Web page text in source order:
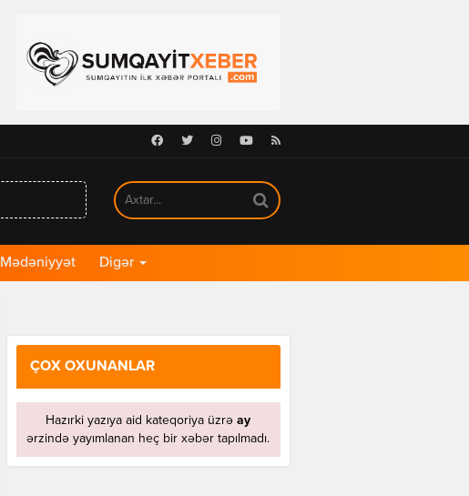
Facebook
TwitterInstagramYoutubeRSS
Mədəniyyət Digər
ÇOX OXUNANLAR
Hazırki yazıya aid kateqoriya üzrəay
ərzində yayımlanan heç bir xəbər tapılmadı.